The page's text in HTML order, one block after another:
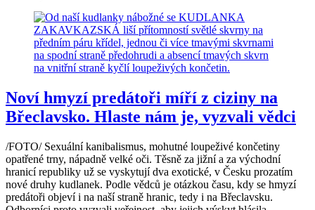
Noví hmyzí predátoři míří z ciziny na
Břeclavsko. Hlaste nám je, vyzvali vědci
/FOTO/ Sexuální kanibalismus, mohutné loupeživé končetiny
opatřené trny, nápadně velké oči. Těsně za jižní a za východní
hranicí republiky už se vyskytují dva exotické, v Česku prozatím
nové druhy kudlanek. Podle vědců je otázkou času, kdy se hmyzí
predátoři objeví i na naší straně hranic, tedy i na Břeclavsku.